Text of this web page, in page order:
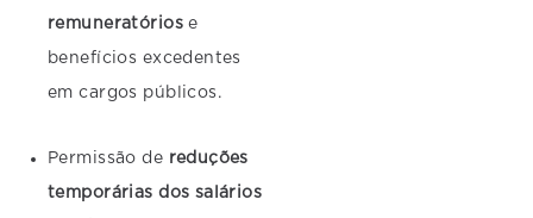
remuneratóriose
benefícios excedentes
em cargos públicos.
Permissão de reduções
temporárias dos salários